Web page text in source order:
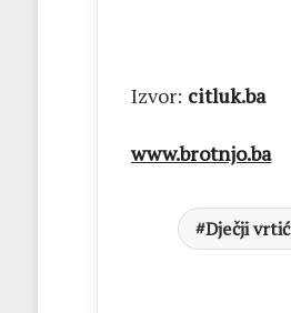
Izvor: citluk.ba
www.brotnjo.ba
Dječji